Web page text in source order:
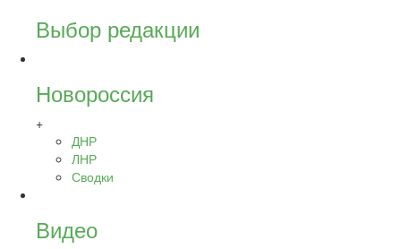
Выбор редакции
Новороссия
+
ДНР
ЛНР
Сводки
Видео